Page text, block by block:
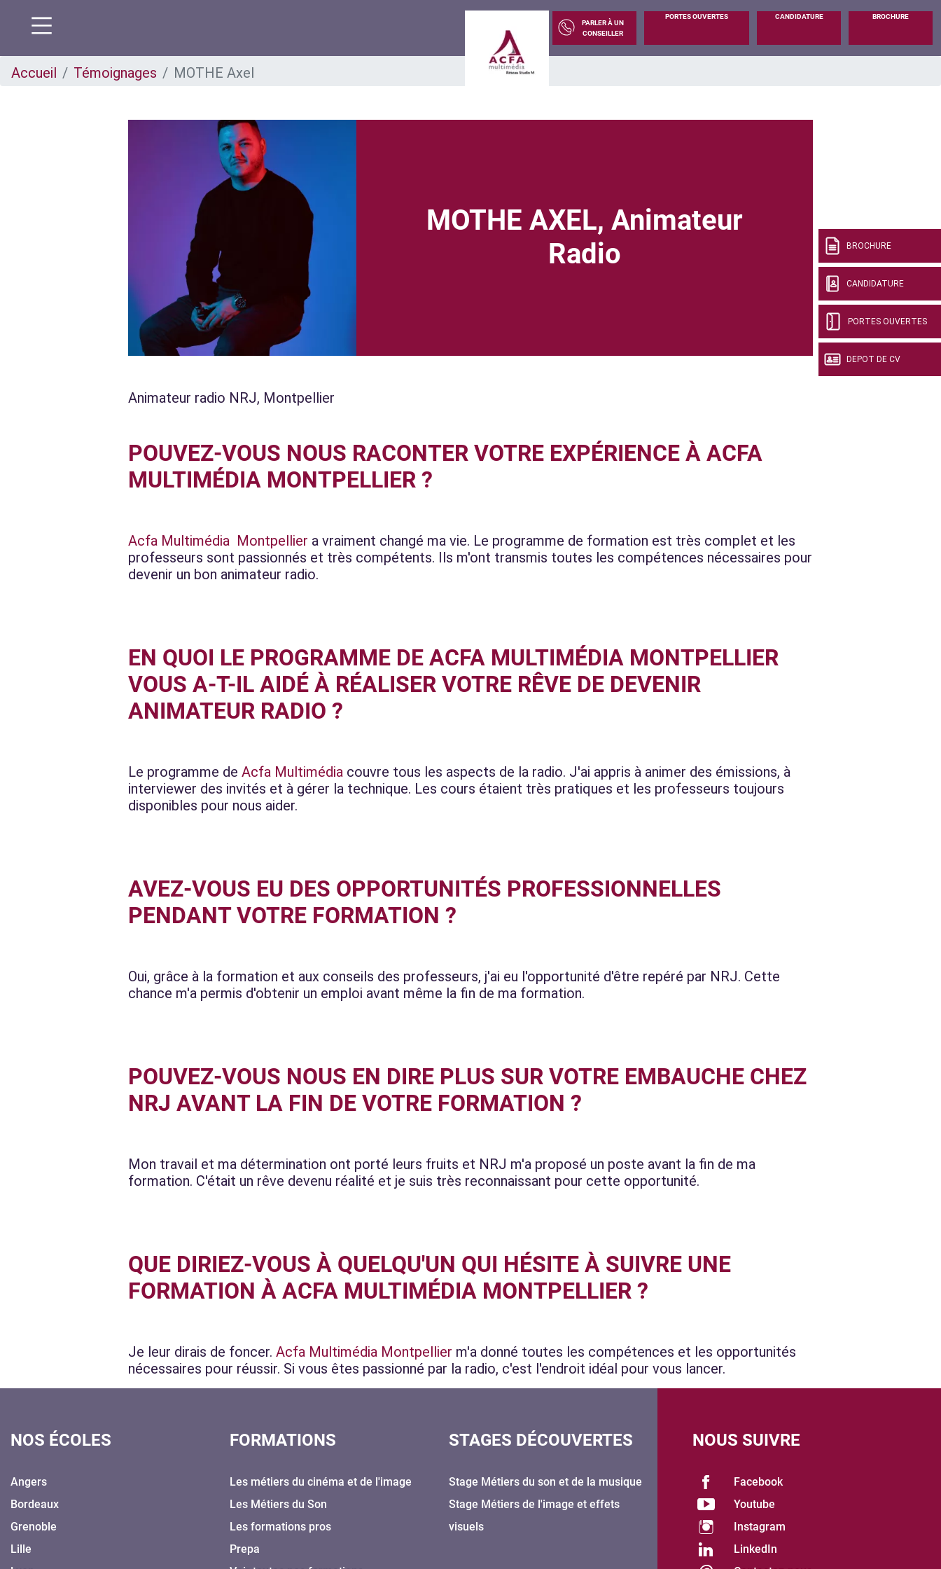
PARLER À UN
CONSEILLER
PORTES OUVERTES CANDIDATURE BROCHURE
BROCHURE
CANDIDATURE
PORTES OUVERTES
DEPOT DE CV
Accueil Témoignages MOTHE Axel
MOTHE AXEL, Animateur
Radio
Animateur radio NRJ, Montpellier
POUVEZ-VOUS NOUS RACONTER VOTRE EXPÉRIENCE À ACFA
MULTIMÉDIA MONTPELLIER ?
Acfa Multimédia Montpellier a vraiment changé ma vie. Le programme de formation est très complet et les
professeurs sont passionnés et très compétents. Ils m'ont transmis toutes les compétences nécessaires pour
devenir un bon animateur radio.
EN QUOI LE PROGRAMME DE ACFA MULTIMÉDIA MONTPELLIER
VOUS A-T-IL AIDÉ À RÉALISER VOTRE RÊVE DE DEVENIR
ANIMATEUR RADIO ?
Le programme de Acfa Multimédia couvre tous les aspects de la radio. J'ai appris à animer des émissions, à
interviewer des invités et à gérer la technique. Les cours étaient très pratiques et les professeurs toujours
disponibles pour nous aider.
AVEZ-VOUS EU DES OPPORTUNITÉS PROFESSIONNELLES
PENDANT VOTRE FORMATION ?
Oui, grâce à la formation et aux conseils des professeurs, j'ai eu l'opportunité d'être repéré par NRJ. Cette
chance m'a permis d'obtenir un emploi avant même la fin de ma formation.
POUVEZ-VOUS NOUS EN DIRE PLUS SUR VOTRE EMBAUCHE CHEZ
NRJ AVANT LA FIN DE VOTRE FORMATION ?
Mon travail et ma détermination ont porté leurs fruits et NRJ m'a proposé un poste avant la fin de ma
formation. C'était un rêve devenu réalité et je suis très reconnaissant pour cette opportunité.
QUE DIRIEZ-VOUS À QUELQU'UN QUI HÉSITE À SUIVRE UNE
FORMATION À ACFA MULTIMÉDIA MONTPELLIER ?
Je leur dirais de foncer. Acfa Multimédia Montpellier m'a donné toutes les compétences et les opportunités
nécessaires pour réussir. Si vous êtes passionné par la radio, c'est l'endroit idéal pour vous lancer.
NOS ÉCOLES
Angers
Bordeaux
Grenoble
Lille
FORMATIONS
Les métiers du cinéma et de l'image
Les Métiers du Son
Les formations pros
Prepa
STAGES DÉCOUVERTES
Stage Métiers du son et de la musique
Stage Métiers de l'image et effets
visuels
NOUS SUIVRE
Facebook
Youtube
Instagram
LinkedIn